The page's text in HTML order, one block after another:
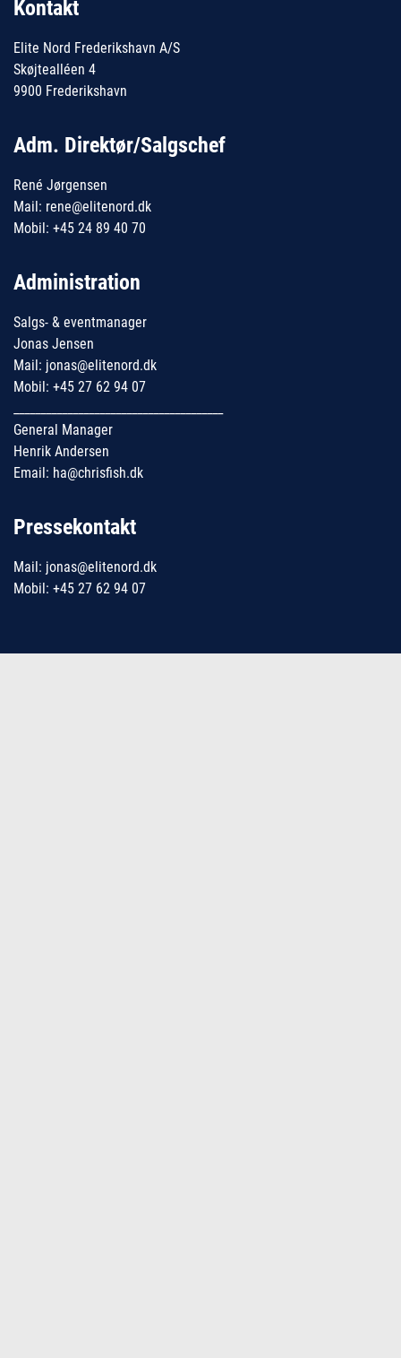
Kontakt
Elite Nord Frederikshavn A/S
Skøjtealléen 4
9900 Frederikshavn
Adm. Direktør/Salgschef
René Jørgensen
Mail: rene@elitenord.dk
Mobil: +45 24 89 40 70
Administration
Salgs- & eventmanager
Jonas Jensen
Mail: jonas@elitenord.dk
Mobil: +45 27 62 94 07
General Manager
Henrik Andersen
Email: ha@chrisfish.dk
Pressekontakt
Mail: jonas@elitenord.dk
Mobil: +45 27 62 94 07